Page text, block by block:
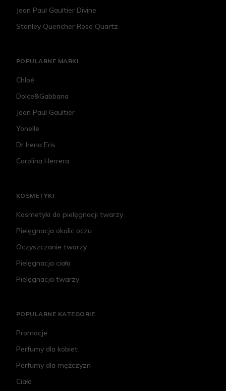
Jean Paul Gaultier Divine
Stanley Quencher Rose Quartz
POPULARNE MARKI
Chloé
Dolce&Gabbana
Jean Paul Gaultier
Yonelle
Dr Irena Eris
Carolina Herrera
KOSMETYKI
Kosmetyki do pielęgnacji twarzy
Pielęgnacja okolic oczu
Oczyszczanie twarzy
Pielęgnacja ciała
Pielęgnacja twarzy
POPULARNE KATEGORIE
Promocje
Perfumy dla kobiet
Perfumy dla mężczyzn
Ciało